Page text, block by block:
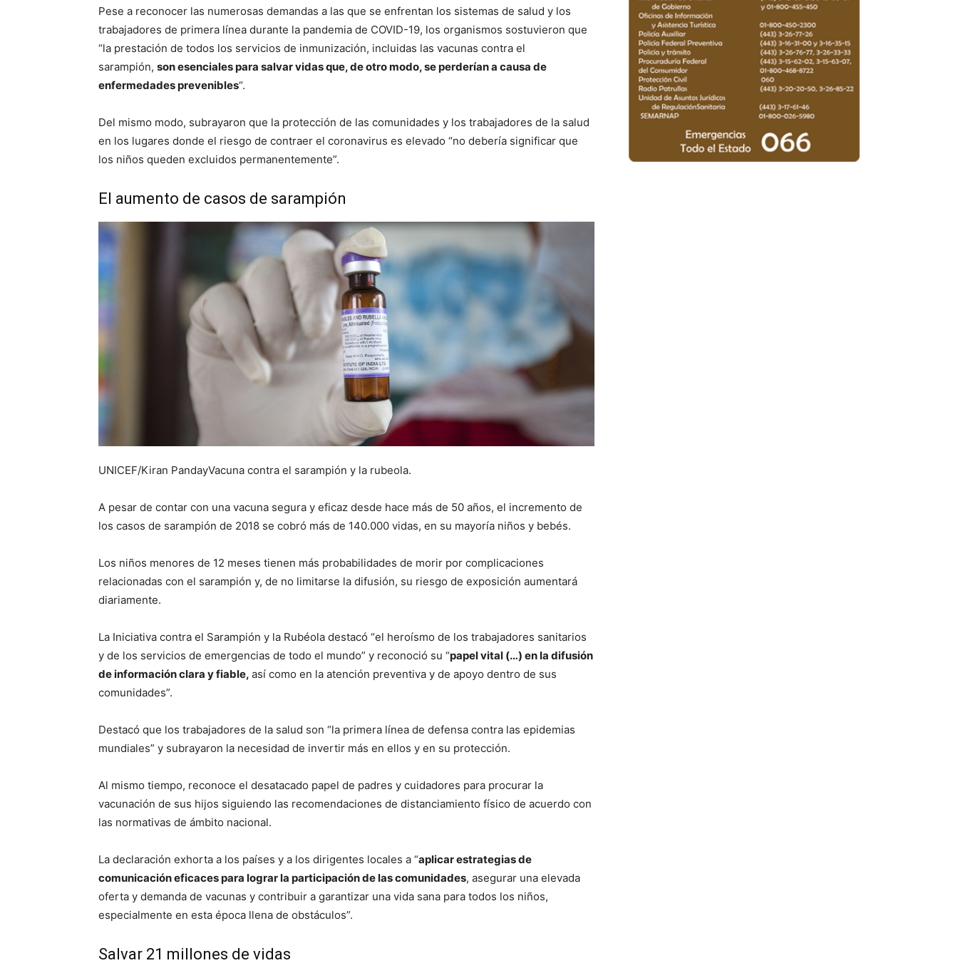
Pese a reconocer las numerosas demandas a las que se enfrentan los sistemas de salud y los
trabajadores de primera línea durante la pandemia de COVID-19, los organismos sostuvieron que
“la prestación de todos los servicios de inmunización, incluidas las vacunas contra el
sarampión, son esenciales para salvar vidas que, de otro modo, se perderían a causa de
enfermedades prevenibles“.
Del mismo modo, subrayaron que la protección de las comunidades y los trabajadores de la salud
en los lugares donde el riesgo de contraer el coronavirus es elevado “no debería significar que
los niños queden excluidos permanentemente”.
El aumento de casos de sarampión
UNICEF/Kiran PandayVacuna contra el sarampión y la rubeola.
A pesar de contar con una vacuna segura y eficaz desde hace más de 50 años, el incremento de
los casos de sarampión de 2018 se cobró más de 140.000 vidas, en su mayoría niños y bebés.
Los niños menores de 12 meses tienen más probabilidades de morir por complicaciones
relacionadas con el sarampión y, de no limitarse la difusión, su riesgo de exposición aumentará
diariamente.
La Iniciativa contra el Sarampión y la Rubéola destacó “el heroísmo de los trabajadores sanitarios
y de los servicios de emergencias de todo el mundo” y reconoció su “papel vital (…) en la difusión
de información clara y fiable, así como en la atención preventiva y de apoyo dentro de sus
comunidades”.
Destacó que los trabajadores de la salud son “la primera línea de defensa contra las epidemias
mundiales” y subrayaron la necesidad de invertir más en ellos y en su protección.
Al mismo tiempo, reconoce el desatacado papel de padres y cuidadores para procurar la
vacunación de sus hijos siguiendo las recomendaciones de distanciamiento físico de acuerdo con
las normativas de ámbito nacional.
La declaración exhorta a los países y a los dirigentes locales a “aplicar estrategias de
comunicación eficaces para lograr la participación de las comunidades, asegurar una elevada
oferta y demanda de vacunas y contribuir a garantizar una vida sana para todos los niños,
especialmente en esta época llena de obstáculos”.
Salvar 21 millones de vidas